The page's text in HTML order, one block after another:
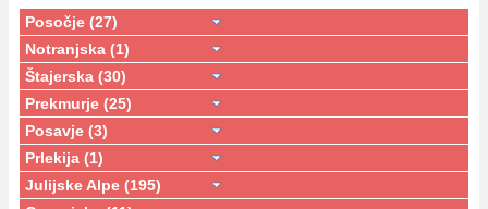
Posočje (27)
Notranjska (1)
Štajerska (30)
Prekmurje (25)
Posavje (3)
Prlekija (1)
Julijske Alpe (195)